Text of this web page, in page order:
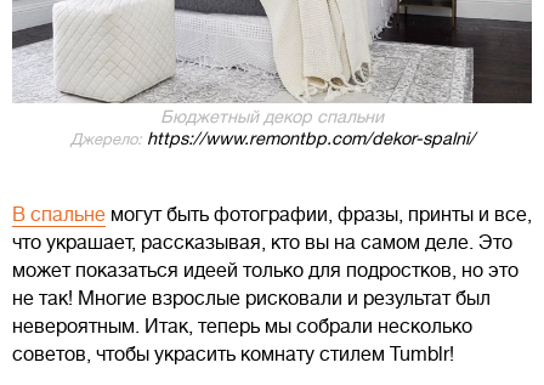
Бюджетный декор спальни
Джерело:https://www.remontbp.com/dekor-spalni/
В спальне могут быть фотографии, фразы, принты и все,
что украшает, рассказывая, кто вы на самом деле. Это
может показаться идеей только для подростков, но это
не так! Многие взрослые рисковали и результат был
невероятным. Итак, теперь мы собрали несколько
советов, чтобы украсить комнату стилем Tumblr!